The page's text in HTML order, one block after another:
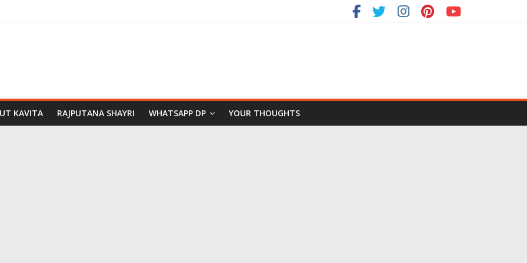
KAVITA RAJPUTANA SHAYRI WHATSAPP DP YOUR THOUGHTS